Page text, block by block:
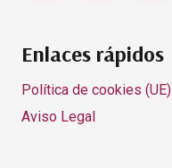
Enlaces rápidos
Política de cookies (UE)
Aviso Legal